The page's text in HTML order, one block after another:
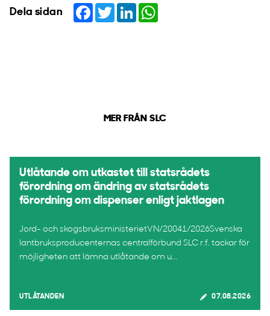
Dela sidan Facebook
TwitterLinkedIn
MER FRÅN SLC
Utlåtande om utkastet till statsrådets
förordning om ändring av statsrådets
förordning om dispenser enligt jaktlagen
Jord- och skogsbruksministerietVN/20041/2026Svenska
lantbruksproducenternas centralförbund SLC r.f. tackar för
möjligheten att lämna utlåtande om u...
UTLÅTANDEN 07.08.2026